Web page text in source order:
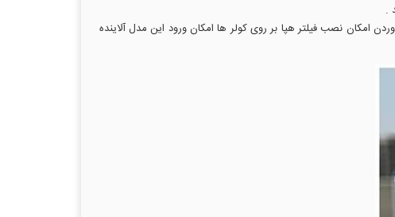
.
امکان نصب فیلتر هپا بر روی کولر ها امکان ورود این مدل آلاینده